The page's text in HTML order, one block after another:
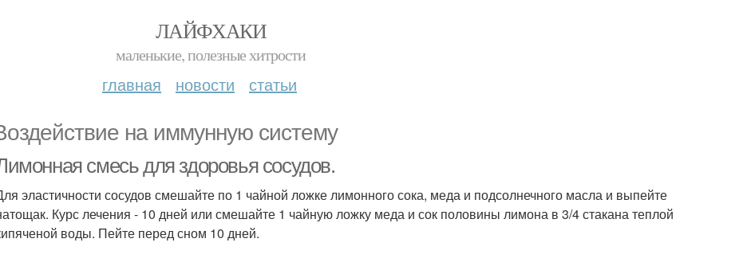
ЛАЙФХАКИ
маленькие, полезные хитрости
главная новости статьи
на иммунную систему
смесь для здоровья сосудов.
эластичности сосудов смешайте по 1 чайной ложке лимонного сока, меда и подсолнечного масла и выпейте
Курс лечения - 10 дней или смешайте 1 чайную ложку меда и сок половины лимона в 3/4 стакана теплой
воды. Пейте перед сном 10 дней.